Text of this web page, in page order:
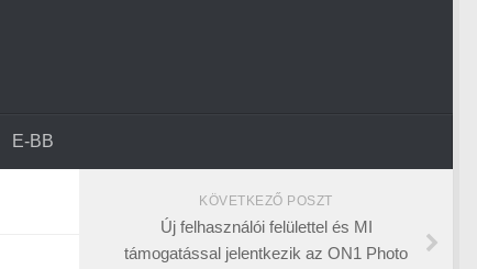
E-BB
KÖVETKEZŐ POSZT
Új felhasználói felülettel és MI
támogatással jelentkezik az ON1 Photo